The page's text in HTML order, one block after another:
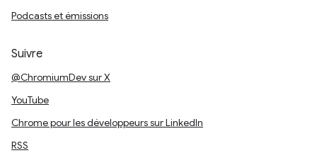
Podcasts et émissions
Suivre
@ChromiumDev sur X
YouTube
Chrome pour les développeurs sur LinkedIn
RSS